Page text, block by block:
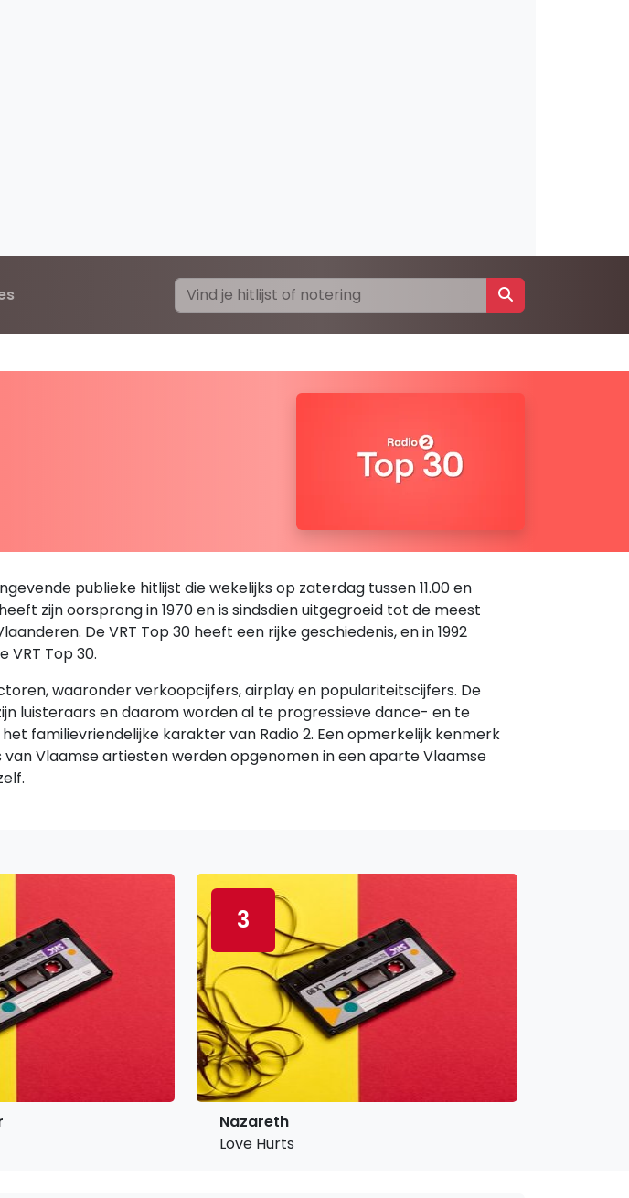
publieke hitlijst die wekelijks op zaterdag tussen 11.00 en
zijn oorsprong in 1970 en is sindsdien uitgegroeid tot de meest
De VRT Top 30 heeft een rijke geschiedenis, en in 1992
VRT Top 30.
waaronder verkoopcijfers, airplay en populariteitscijfers. De
luisteraars en daarom worden al te progressieve dance- en te
familievriendelijke karakter van Radio 2. Een opmerkelijk kenmerk
van Vlaamse artiesten werden opgenomen in een aparte Vlaamse
3
Nazareth
Love Hurts